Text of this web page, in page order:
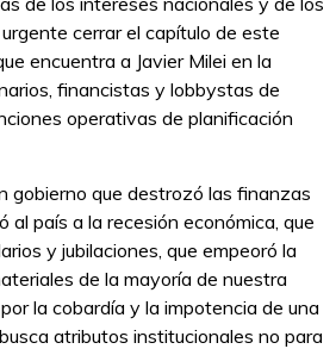
cerrar el capítulo de este
encuentra a Javier Milei en la
financistas y lobbystas de
operativas de planificación
gobierno que destrozó las finanzas
al país a la recesión económica, que
y jubilaciones, que empeoró la
de la mayoría de nuestra
la cobardía y la impotencia de una
atributos institucionales no para